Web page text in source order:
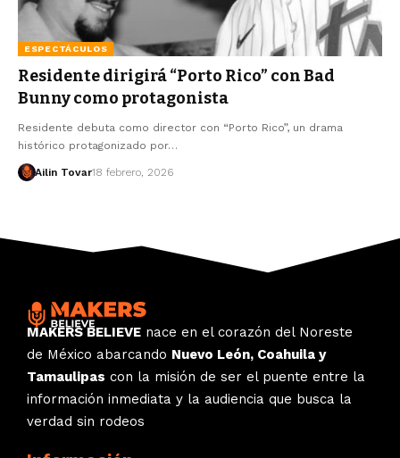
ESPECTÁCULOS
Residente dirigirá “Porto Rico” con Bad
Bunny como protagonista
Residente debuta como director con “Porto Rico”, un drama
histórico protagonizado por…
Ailin Tovar18 febrero, 2026
MAKERS BELIEVE nace en el corazón del Noreste
de México abarcando Nuevo León, Coahuila y
Tamaulipas con la misión de ser el puente entre la
información inmediata y la audiencia que busca la
verdad sin rodeos